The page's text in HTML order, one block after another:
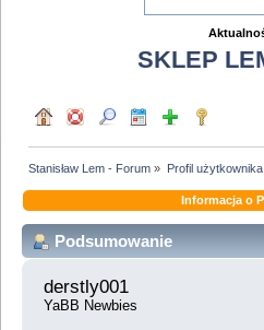
SKLEP
Stanisław Lem - Forum » Profil
Informacja o
Podsumowanie
derstly001
YaBB Newbies